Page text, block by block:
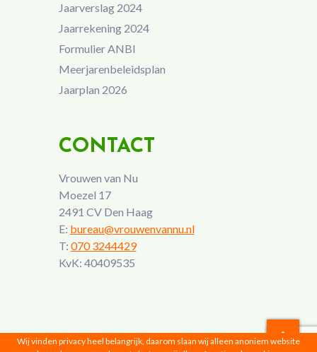
Jaarverslag 2024
Jaarrekening 2024
Formulier ANBI
Meerjarenbeleidsplan
Jaarplan 2026
CONTACT
Vrouwen van Nu
Moezel 17
2491 CV Den Haag
E: bureau@vrouwenvannu.nl
T: 070 3244429
KvK: 40409535
Wij vinden privacy heel belangrijk, daarom slaan wij alleen anoniem website